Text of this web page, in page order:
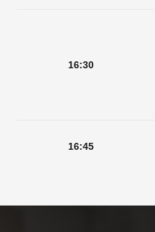
16:30
16:45